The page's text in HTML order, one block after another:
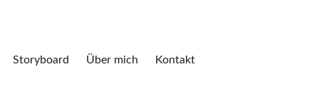
Storyboard Über mich Kontakt